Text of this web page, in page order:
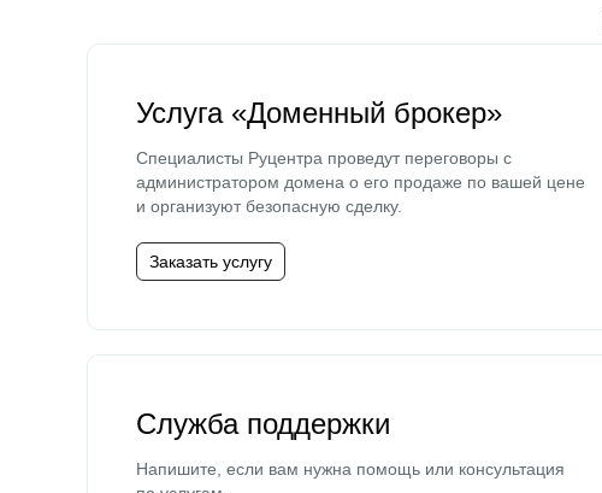
Услуга «Доменный брокер»
Специалисты Руцентра проведут переговоры с
администратором домена о его продаже по вашей цене
и организуют безопасную сделку.
Заказать услугу
Служба поддержки
Напишите, если вам нужна помощь или консультация